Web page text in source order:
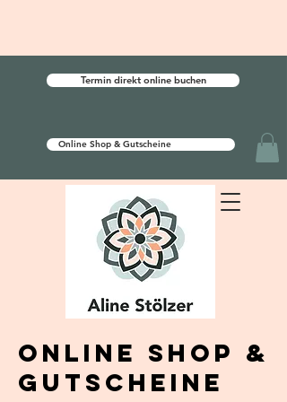
Termin direkt online buchen
Online Shop & Gutscheine
Online Shop &
GutscheinE